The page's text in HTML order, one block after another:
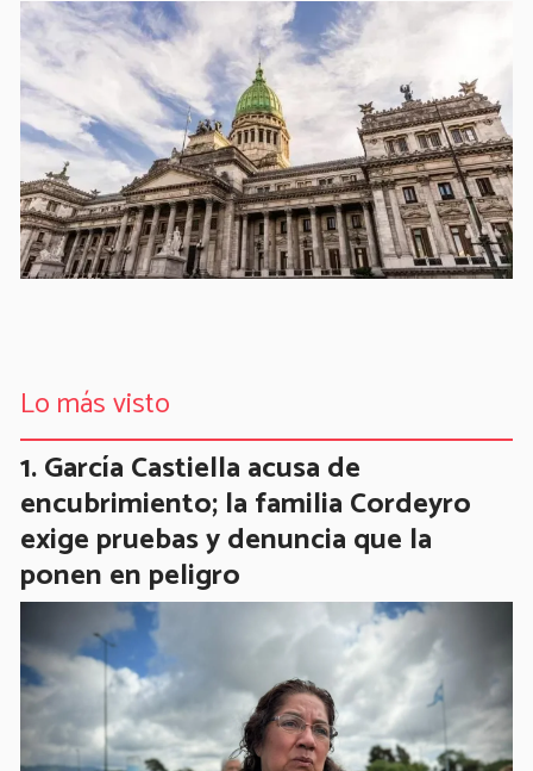
Lo más visto
García Castiella acusa de
encubrimiento; la familia Cordeyro
exige pruebas y denuncia que la
ponen en peligro